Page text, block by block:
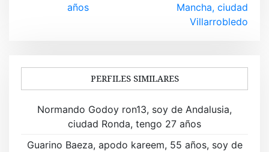
a
c
ó
años
Mancha, ciudad
Villarrobledo
PERFILES SIMILARES
Normando Godoy ron13, soy de Andalusia,
ciudad Ronda, tengo 27 años
Guarino Baeza, apodo kareem, 55 años, soy de